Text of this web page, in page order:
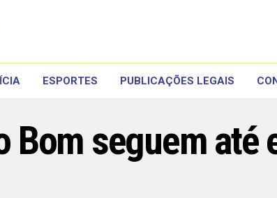
ESPORTES PUBLICAÇÕES LEGAIS
Bom seguem até